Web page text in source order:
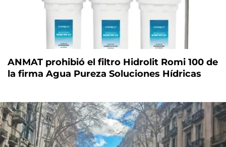
ANMAT prohibió el filtro Hidrolit Romi 100 de
la firma Agua Pureza Soluciones Hídricas